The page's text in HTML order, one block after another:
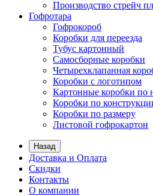
Производство стрейч
Гофротара
Гофрокороб
Коробки для переезда
Тубус картонный
Самосборные коробки
Четырехклапанная
Коробки с логотипом
Картонные коробки по
Коробки по
Коробки по размеру
Листовой гофрокартон
Назад
Доставка и Оплата
Скидки
Контакты
О компании